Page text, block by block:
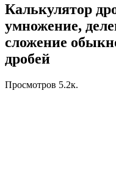
Калькулятор
умножение,
сложение
дробей
Просмотров 5.2к.